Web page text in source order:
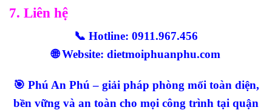
7. Liên hệ
📞 Hotline: 0911.967.456
🌐 Website: dietmoiphuanphu.com
🎯 Phú An Phú – giải pháp phòng mối toàn diện,
bền vững và an toàn cho mọi công trình tại quận